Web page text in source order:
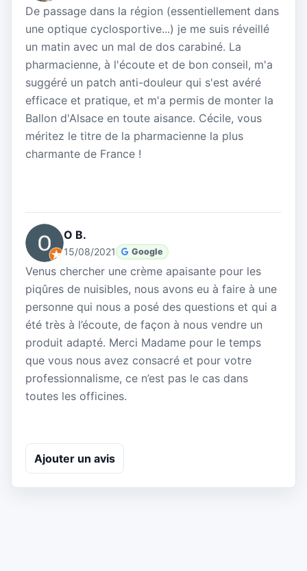
De passage dans la région (essentiellement dans
une optique cyclosportive...) je me suis réveillé
un matin avec un mal de dos carabiné. La
pharmacienne, à l'écoute et de bon conseil, m'a
suggéré un patch anti-douleur qui s'est avéré
efficace et pratique, et m'a permis de monter la
Ballon d'Alsace en toute aisance. Cécile, vous
méritez le titre de la pharmacienne la plus
charmante de France !
O B.
15/08/2021 Google
Venus chercher une crème apaisante pour les
piqûres de nuisibles, nous avons eu à faire à une
personne qui nous a posé des questions et qui a
été très à l’écoute, de façon à nous vendre un
produit adapté. Merci Madame pour le temps
que vous nous avez consacré et pour votre
professionnalisme, ce n’est pas le cas dans
toutes les officines.
Ajouter un avis